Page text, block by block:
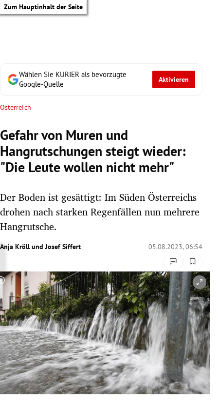
Zum Hauptinhalt der Seite
Untermenü
Untermenü
Untermenü
Untermenü
Untermenü
Untermenü
Untermenü
Untermenü
Wählen Sie KURIER als bevorzugte
Google-Quelle
Aktivieren
Österreich
Gefahr von Muren und
Hangrutschungen steigt wieder:
"Die Leute wollen nicht mehr"
Der Boden ist gesättigt: Im Süden Österreichs
drohen nach starken Regenfällen nun mehrere
Hangrutsche.
Anja Kröll und Josef Siffert 05.08.2023, 06:54
Copyright-Hinweis öffnen/schließen